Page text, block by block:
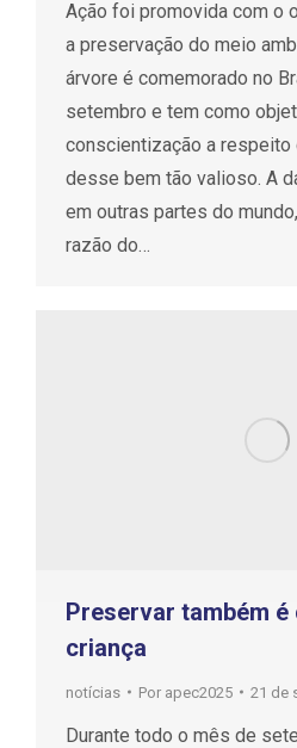
Ação foi promovida com o
a preservação do meio
árvore é comemorado no
setembro e tem como
conscientização a respeito
desse bem tão valioso. A
em outras partes do
razão do…
Preservar também é
criança
notícias Por apec2025 21 de
Durante todo o mês de